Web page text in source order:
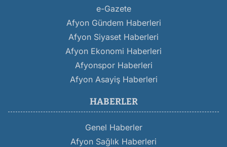
e-Gazete
Afyon Gündem Haberleri
Afyon Siyaset Haberleri
Afyon Ekonomi Haberleri
Afyonspor Haberleri
Afyon Asayiş Haberleri
HABERLER
Genel Haberler
Afyon Sağlık Haberleri